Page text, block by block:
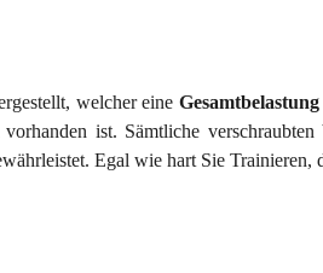
welcher eine
ist. Sämtliche
Egal wie hart Sie Trainieren,